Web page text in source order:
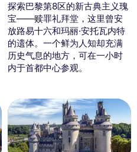
探索巴黎第8区的新古典主义瑰
宝——赎罪礼拜堂，这里曾安
放路易十六和玛丽·安托瓦内特
的遗体。一个鲜为人知却充满
历史气息的地方，可在一小时
内于首都中心参观。